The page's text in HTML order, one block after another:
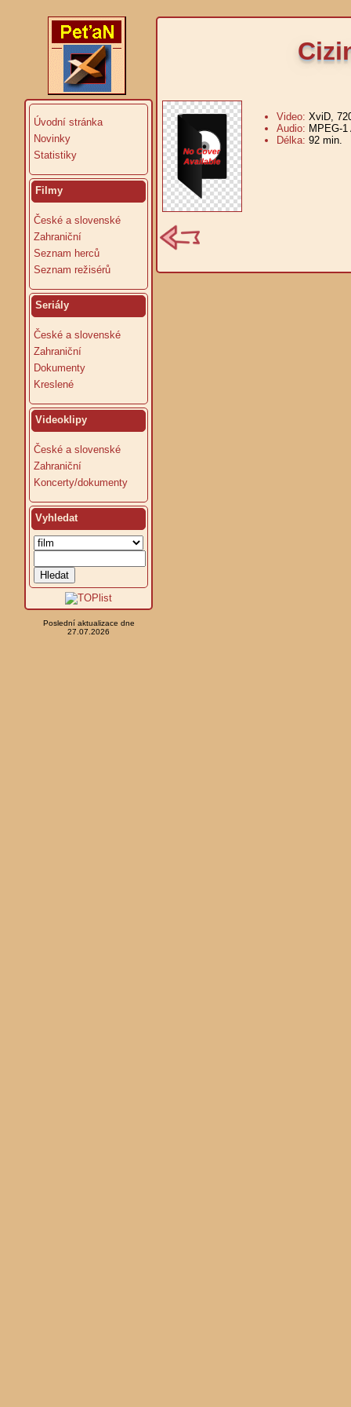
Úvodní stránka
Novinky
Statistiky
Filmy
České a slovenské
Zahraniční
Seznam herců
Seznam režisérů
Seriály
České a slovenské
Zahraniční
Dokumenty
Kreslené
Videoklipy
České a slovenské
Zahraniční
Koncerty/dokumenty
Vyhledat
Poslední aktualizace dne
27.07.2026
Video: XviD,
Audio: MPEG-
Délka: 92 min.